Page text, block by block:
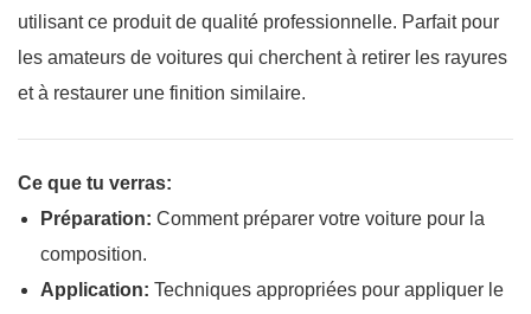
utilisant ce produit de qualité professionnelle. Parfait pour
les amateurs de voitures qui cherchent à retirer les rayures
et à restaurer une finition similaire.
Ce que tu verras:
Préparation:Comment préparer votre voiture pour la
composition.
Application:Techniques appropriées pour appliquer le